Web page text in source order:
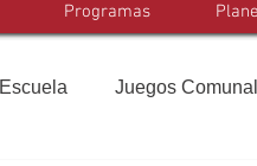
Programas
Escuela Juegos